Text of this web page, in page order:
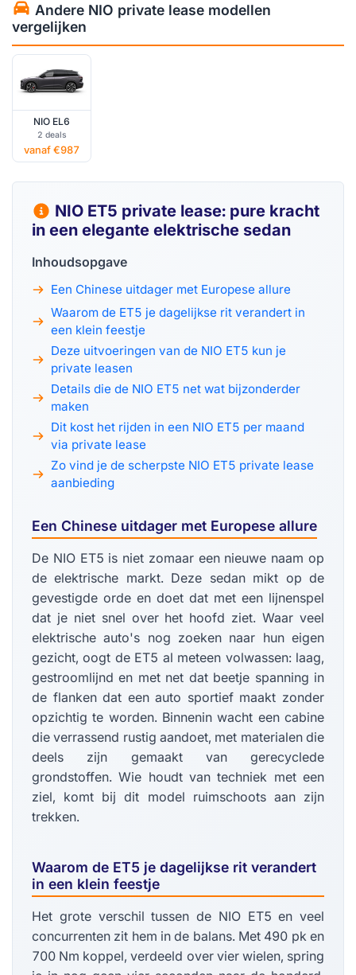
Andere NIO private lease modellen
vergelijken
NIO EL6
2 deals
vanaf €987
NIO ET5 private lease: pure kracht
in een elegante elektrische sedan
Inhoudsopgave
Een Chinese uitdager met Europese allure
Waarom de ET5 je dagelijkse rit verandert in
een klein feestje
Deze uitvoeringen van de NIO ET5 kun je
private leasen
Details die de NIO ET5 net wat bijzonderder
maken
Dit kost het rijden in een NIO ET5 per maand
via private lease
Zo vind je de scherpste NIO ET5 private lease
aanbieding
Een Chinese uitdager met Europese allure
De NIO ET5 is niet zomaar een nieuwe naam op
de elektrische markt. Deze sedan mikt op de
gevestigde orde en doet dat met een lijnenspel
dat je niet snel over het hoofd ziet. Waar veel
elektrische auto's nog zoeken naar hun eigen
gezicht, oogt de ET5 al meteen volwassen: laag,
gestroomlijnd en met net dat beetje spanning in
de flanken dat een auto sportief maakt zonder
opzichtig te worden. Binnenin wacht een cabine
die verrassend rustig aandoet, met materialen die
deels zijn gemaakt van gerecyclede
grondstoffen. Wie houdt van techniek met een
ziel, komt bij dit model ruimschoots aan zijn
trekken.
Waarom de ET5 je dagelijkse rit verandert
in een klein feestje
Het grote verschil tussen de NIO ET5 en veel
concurrenten zit hem in de balans. Met 490 pk en
700 Nm koppel, verdeeld over vier wielen, spring